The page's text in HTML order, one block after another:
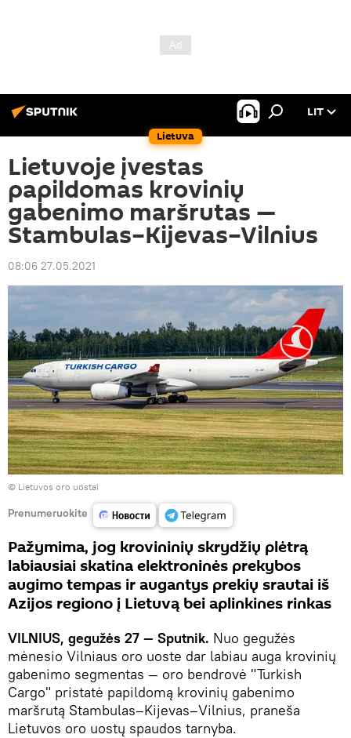
Lietuva
LIT
Lietuvoje įvestas
papildomas krovinių
gabenimo maršrutas —
Stambulas–Kijevas–Vilnius
08:06 27.05.2021
© Lietuvos oro uostai
Prenumeruokite
Pažymima, jog krovininių skrydžių plėtrą
labiausiai skatina elektroninės prekybos
augimo tempas ir augantys prekių srautai iš
Azijos regiono į Lietuvą bei aplinkines rinkas
VILNIUS, gegužės 27 — Sputnik. Nuo gegužės
mėnesio Vilniaus oro uoste dar labiau auga krovinių
gabenimo segmentas — oro bendrovė "Turkish
Cargo" pristatė papildomą krovinių gabenimo
maršrutą Stambulas–Kijevas–Vilnius, praneša
Lietuvos oro uostų spaudos tarnyba.